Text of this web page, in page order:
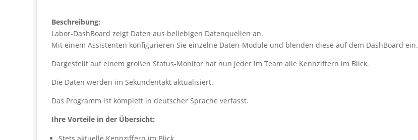
Beschreibung:
Labor-DashBoard zeigt Daten aus beliebigen Datenquellen an.
Mit einem Assistenten konfigurieren Sie einzelne Daten-Module und blenden diese auf dem DashBoard ein.
Dargestellt auf einem großen Status-Monitor hat nun jeder im Team alle Kennziffern im Blick.
Die Daten werden im Sekundentakt aktualisiert.
Das Programm ist komplett in deutscher Sprache verfasst.
Ihre Vorteile in der Übersicht: